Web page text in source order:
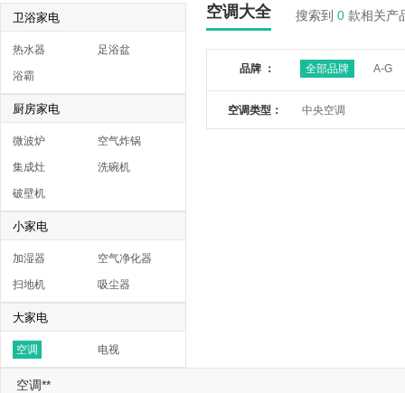
卫浴家电
热水器 足浴盆
浴霸
厨房家电
微波炉 空气炸锅
集成灶 洗碗机
破壁机
小家电
加湿器 空气净化器
扫地机 吸尘器
大家电
空调 电视
空调大全 搜索到 0 款相关产
品牌 ： 全部品牌 A-G
空调类型： 中央空调
空调**